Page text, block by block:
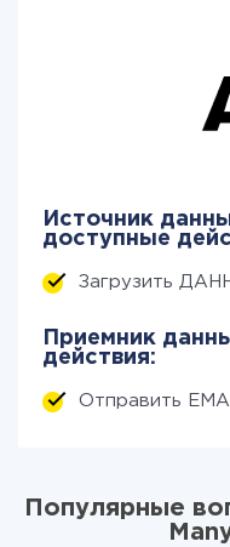
Источник
доступные
Загрузить
Приемник
действия:
Отправить
Популярные